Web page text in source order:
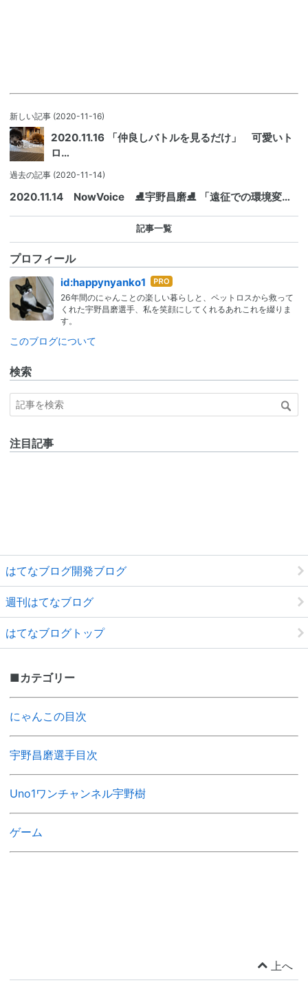
新しい記事 (2020-11-16)
2020.11.16 「仲良しバトルを見るだけ」 可愛いト
ロ…
過去の記事 (2020-11-14)
2020.11.14 NowVoice ⛸宇野昌磨⛸ 「遠征での環境変…
記事一覧
プロフィール
id:happynyanko1 はて
なブ
ログ
26年間のにゃんことの楽しい暮らしと、ペットロスから救って
くれた宇野昌磨選手、私を笑顔にしてくれるあれこれを綴りま
す。
このブログについて
検索
注目記事
はてなブログ開発ブログ
週刊はてなブログ
はてなブログトップ
■ カテゴリー
にゃんこの目次
宇野昌磨選手目次
Uno1ワンチャンネル宇野樹
ゲーム
上へ